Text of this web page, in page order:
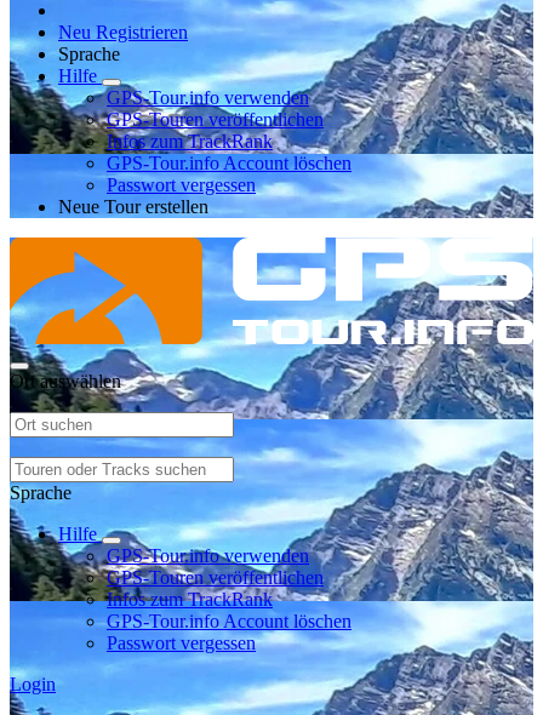
Neu Registrieren
Sprache
Hilfe
GPS-Tour.info verwenden
GPS-Touren veröffentlichen
Infos zum TrackRank
GPS-Tour.info Account löschen
Passwort vergessen
Neue Tour erstellen
Ort auswählen
Sprache
Hilfe
GPS-Tour.info verwenden
GPS-Touren veröffentlichen
Infos zum TrackRank
GPS-Tour.info Account löschen
Passwort vergessen
Login